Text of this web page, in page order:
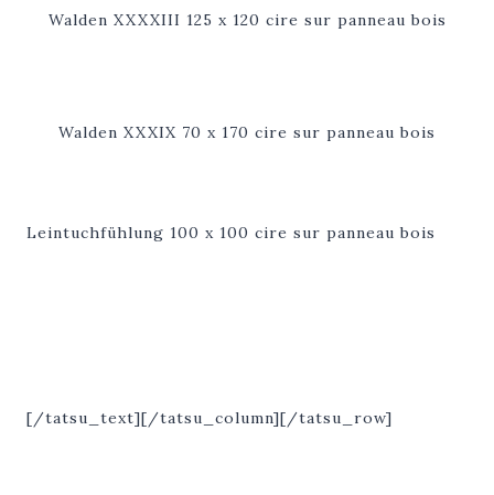
Walden XXXXIII 125 x 120 cire sur panneau bois
Walden XXXIX 70 x 170 cire sur panneau bois
Leintuchfühlung 100 x 100 cire sur panneau bois
[/tatsu_text][/tatsu_column][/tatsu_row]